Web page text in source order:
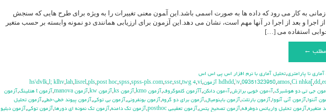
زمانی به کار می رود که داده ها به صورت اسمی باشد.این آ‍مون معنی تغییرات را به ویژه برای طرح هایی که سنجش
اجرا و بعد از اجرا در آنها مهم است، نشان می دهد.این آ‍زمون برای ارزیابی همانندی دو نمونه وابسته بر حسب متغیر
استفاده می […]
مطلب ←
نا پارامتري,تحليل آماري با نرم افزار اس پي اس اس
,\v,09351323950,amos,Ci nhka[ ,dd,
,
hs\dvlk,l; klhv,lah,lisrel,pls,post hoc,spss,spss-pls.com,sse,sst,twg 4,vi
جي تي دو هوشبرگ,آ»مون خوبي برازش,آ»مون دانكن,آآزمون كلموگروف,آزمون kmo ,آزمون ks ,آزمون kw ,آزمون manova ,آزمون t هتلينگ ,آزمون
آننوا,آزمون آني آنووا,آزمون بارتلت,آزمون باينوميال,آزمون براي دو گروه,آزمون بونفروني,آزمون بي توكي,آزمون پيوند خطي-خطي,آزمون تحليل
متغيره,آزمون تحليل واريانس دوطرفه,آزمون تصحيح يتس,آزمون تعقيبي posthoc ,آزمون تك دامنه,آزمون تك نمونه اي دورها,آزمون توكي,آزمون دبليو